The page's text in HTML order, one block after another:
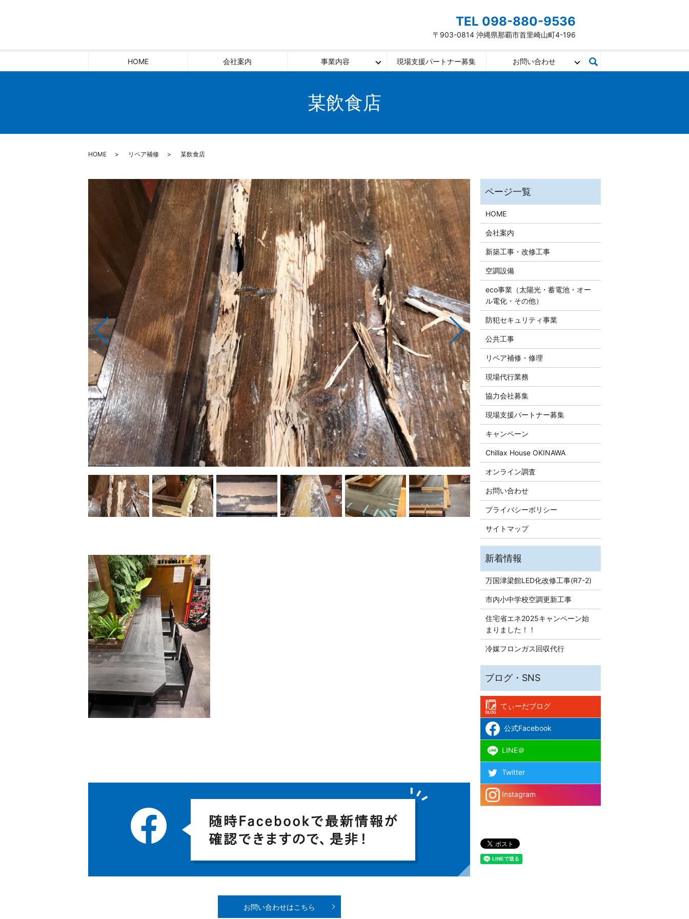
TEL 098-880-9536
〒903-0814 沖縄県那覇市首里崎山町4-196
HOME 会社案内 事業内容 現場支援パートナー募集 お問い合わせ
某飲食店
HOME リペア補修 某飲食店
お問い合わせはこちら
HOME
会社案内
新築工事・改修工事
空調設備
eco事業（太陽光・蓄電池・オー
ル電化・その他）
防犯セキュリティ事業
公共工事
リペア補修・修理
現場代行業務
協力会社募集
現場支援パートナー募集
キャンペーン
Chillax House OKINAWA
オンライン調査
お問い合わせ
プライバシーポリシー
サイトマップ
万国津梁館LED化改修工事(R7-2)
市内小中学校空調更新工事
住宅省エネ2025キャンペーン始
まりました！！
冷媒フロンガス回収代行
てぃーだブログ
公式Facebook
LINE＠
Twitter
Instagram